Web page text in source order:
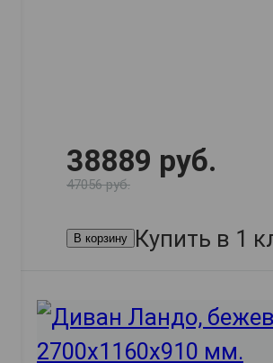
38889 руб.
47056 руб.
В корзину Купить в 1